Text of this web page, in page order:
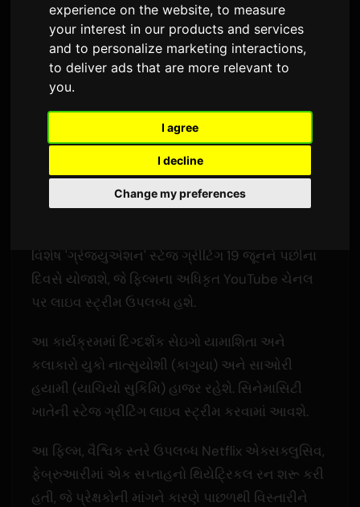
experience on the website,to measure
your interest in our products and services
and to personalize marketing interactions,
to deliver ads that are more relevant to
you.
I agree
I decline
Change my preferences
Netflix એનિમે ફિલ્મ 'Super
Kaguya-hime!' નો થિયેટ્રિકલ
રન સમાપ્ત, ફાઇનલ સ્ટેજ
ગ્રીટિંગની જાહેરાત
2 જૂન 2026
અંગ્રેજીમાંથી અનુવાદિત
એનિમે ફિલ્મ 'Super Kaguya-hime!' 18 જૂને
વિશેષ 'ગ્રેજ્યુએશન' સ્ટેજ ગ્રીટિંગ 19 જૂનને પછીના
દિવસે યોજાશે, જે ફિલ્મના અધિકૃત YouTube ચેનલ
પર લાઇવ સ્ટ્રીમ ઉપલબ્ધ હશે.
આ કાર્યક્રમમાં દિગ્દર્શક સેઇગો યામાશિતા અને
કલાકારો યુકો નાત્સુયોશી (કાગુયા) અને સાઓરી
હયામી (યાચિયો સુકિમિ) હાજર રહેશે. સિનેમાસિટી
ખાતેની સ્ટેજ ગ્રીટિંગ લાઇવ સ્ટ્રીમ કરવામાં આવશે.
આ ફિલ્મ, વૈશ્વિક સ્તરે ઉપલબ્ધ Netflix એક્સક્લુસિવ,
ફેબ્રુઆરીમાં એક સપ્તાહનો થિયેટ્રિકલ રન શરૂ કરી
હતી, જે પ્રેક્ષકોની માંગને કારણે પાછળથી વિસ્તારીને